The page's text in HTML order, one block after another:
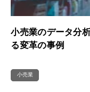
小売業のデータ分
る変革の事例
小売業